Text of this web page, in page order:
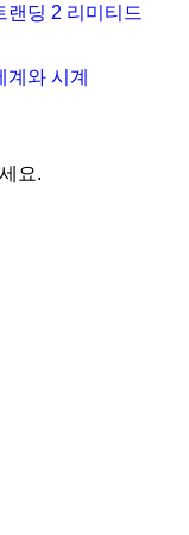
랜딩 2 리미티드
와 시계
요.